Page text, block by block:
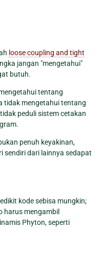
loose coupling and tight
jangan "mengetahui"
butuh.
tentang
tidak mengetahui tentang
peduli sistem cetakan
penuh keyakinan,
sendiri dari lainnya sedapat
kode sebisa mungkin;
harus mengambil
Phyton, seperti